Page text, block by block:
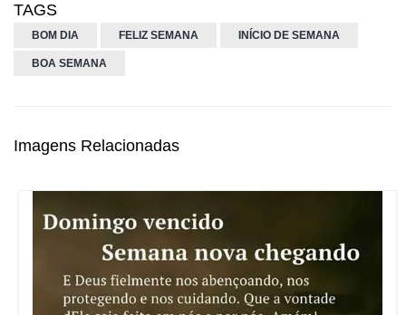
TAGS
BOM DIA FELIZ SEMANA INÍCIO DE SEMANA
BOA SEMANA
Imagens Relacionadas